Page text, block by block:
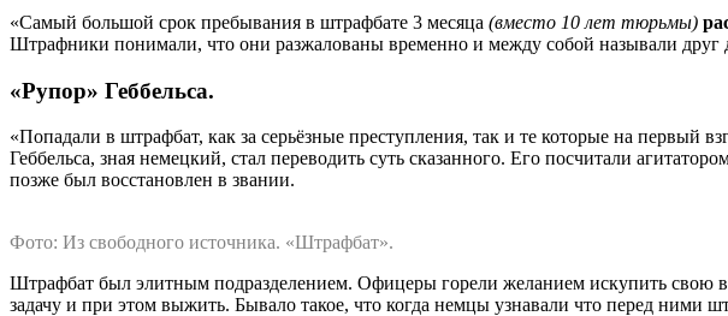
«Самый большой срок пребывания в штрафбате 3 месяца (вместо 10 лет тюрьмы)
Штрафники понимали, что они разжалованы временно и между собой называли
«Рупор» Геббельса.
«Попадали в штрафбат, как за серьёзные преступления, так и те которые на первый
Геббельса, зная немецкий, стал переводить суть сказанного. Его посчитали
позже был восстановлен в звании.
Фото: Из свободного источника. «Штрафбат».
Штрафбат был элитным подразделением. Офицеры горели желанием искупить свою
задачу и при этом выжить. Бывало такое, что когда немцы узнавали что перед ними